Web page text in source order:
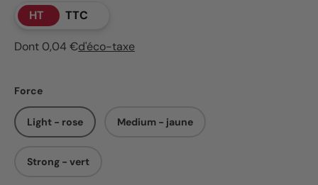
HT TTC
Dont 0,04 €d'éco-taxe
Force
Light - rose Medium - jaune
Strong - vert